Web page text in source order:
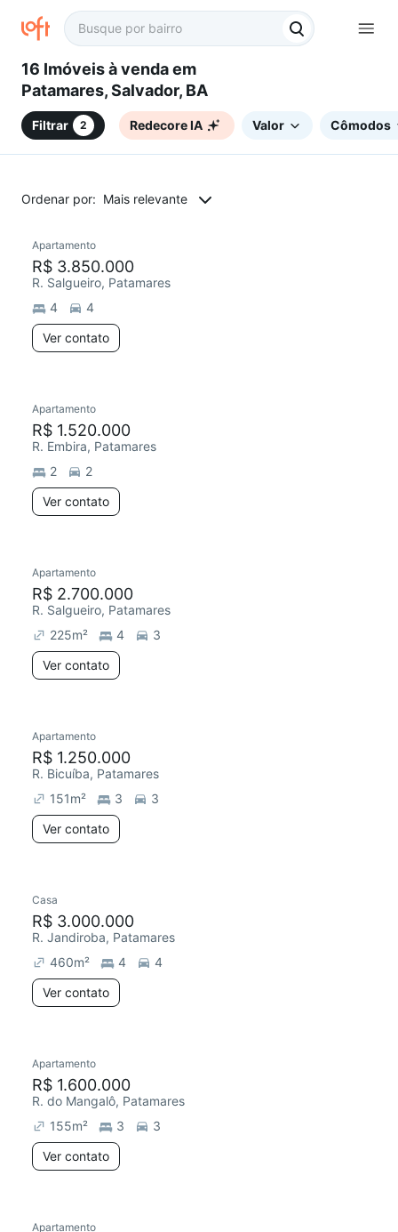
16 Imóveis à venda em
Patamares, Salvador, BA
Filtrar 2 Redecore IA Valor Cômodos
Ordenar por: Mais relevante
Chegou este mês
Apartamento
R$ 3.850.000
R. Salgueiro, Patamares
4
4
Ver contato
Apartamento
R$ 1.520.000
R. Embira, Patamares
2
2
Ver contato
Redecorar
Apartamento
R$ 2.700.000
R. Salgueiro, Patamares
225m² 4
3
Ver contato
Apartamento
R$ 1.250.000
R. Bicuíba, Patamares
151m² 3
3
Ver contato
Casa
R$ 3.000.000
R. Jandiroba, Patamares
460m² 4
4
Ver contato
Redecorar
Apartamento
R$ 1.600.000
R. do Mangalô, Patamares
155m² 3
3
Ver contato
Apartamento